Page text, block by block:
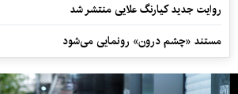
روایت جدید کیارنگ علایی منتشر شد
مستند «چشم درون» رونمایی می‌شود